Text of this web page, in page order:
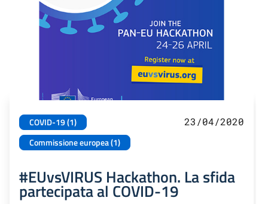
COVID-19 (1)
Commissione europea (1)
23/04/2020
#EUvsVIRUS Hackathon. La sfida
partecipata al COVID-19